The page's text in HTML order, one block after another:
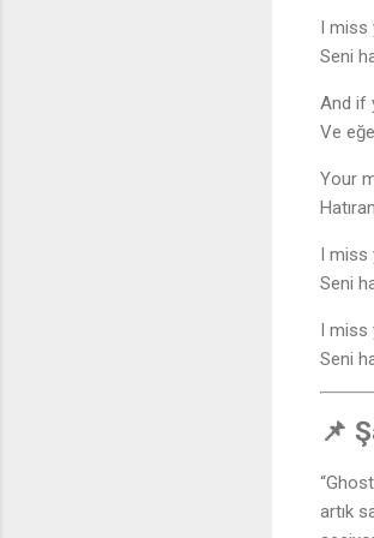
I miss
Seni
And if
Ve
Your
I miss
Seni
I miss
Seni
📌
artık